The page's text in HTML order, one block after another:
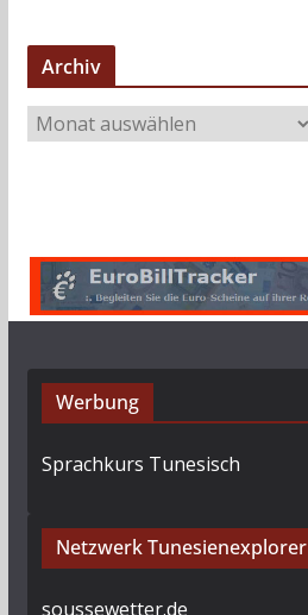
Archiv
r
Werbung
Sprachkurs Tunesisch
Netzwerk Tunesienexplorer
soussewetter.de